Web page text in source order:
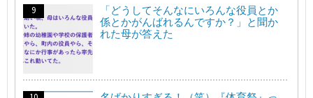
「どうしてそんなにいろんな役員とか
係とかがんばれるんですか？」と聞か
れた母が答えた